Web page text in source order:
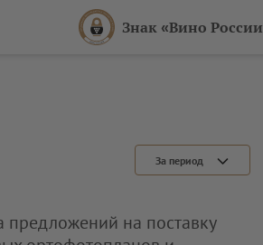
Знак «Вино
За период
на поставку